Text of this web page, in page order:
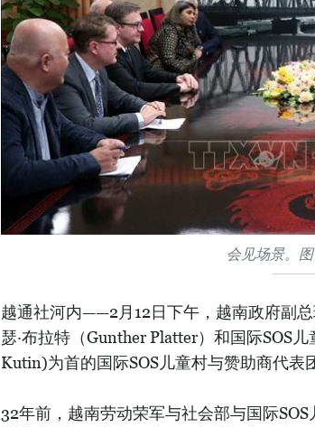
会见场景。
越通社河内——2月12日下午，越南政府副
瑟·布拉特（Gunther Platter）和国际SOS
Kutin)为首的国际SOS儿童村与赞助商代表
32年前，越南劳动荣军与社会部与国际